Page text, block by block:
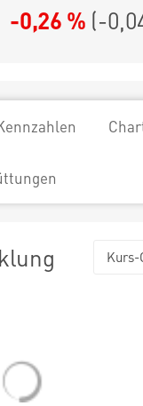
-0,26 % (-
Kurs-